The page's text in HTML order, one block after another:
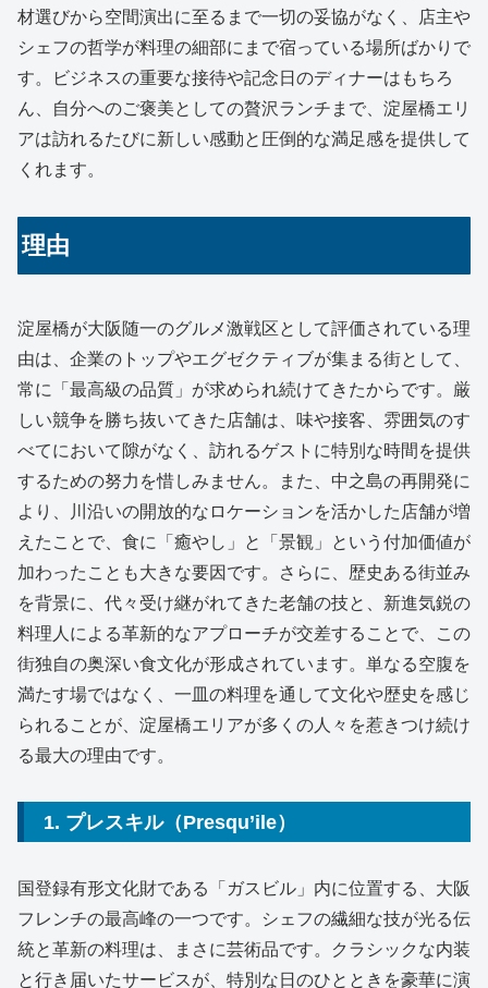
材選びから空間演出に至るまで一切の妥協がなく、店主や
シェフの哲学が料理の細部にまで宿っている場所ばかりで
す。ビジネスの重要な接待や記念日のディナーはもちろ
ん、自分へのご褒美としての贅沢ランチまで、淀屋橋エリ
アは訪れるたびに新しい感動と圧倒的な満足感を提供して
くれます。
理由
淀屋橋が大阪随一のグルメ激戦区として評価されている理
由は、企業のトップやエグゼクティブが集まる街として、
常に「最高級の品質」が求められ続けてきたからです。厳
しい競争を勝ち抜いてきた店舗は、味や接客、雰囲気のす
べてにおいて隙がなく、訪れるゲストに特別な時間を提供
するための努力を惜しみません。また、中之島の再開発に
より、川沿いの開放的なロケーションを活かした店舗が増
えたことで、食に「癒やし」と「景観」という付加価値が
加わったことも大きな要因です。さらに、歴史ある街並み
を背景に、代々受け継がれてきた老舗の技と、新進気鋭の
料理人による革新的なアプローチが交差することで、この
街独自の奥深い食文化が形成されています。単なる空腹を
満たす場ではなく、一皿の料理を通して文化や歴史を感じ
られることが、淀屋橋エリアが多くの人々を惹きつけ続け
る最大の理由です。
1. プレスキル（Presqu’ile）
国登録有形文化財である「ガスビル」内に位置する、大阪
フレンチの最高峰の一つです。シェフの繊細な技が光る伝
統と革新の料理は、まさに芸術品です。クラシックな内装
と行き届いたサービスが、特別な日のひとときを豪華に演